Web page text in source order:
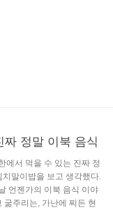
짜 정말 이북 음식
에서 먹을 수 있는 진짜 정
말이밥을 보고 생각했다.
언젠가의 이북 음식 이야
굶주리는, 가난에 찌든 현